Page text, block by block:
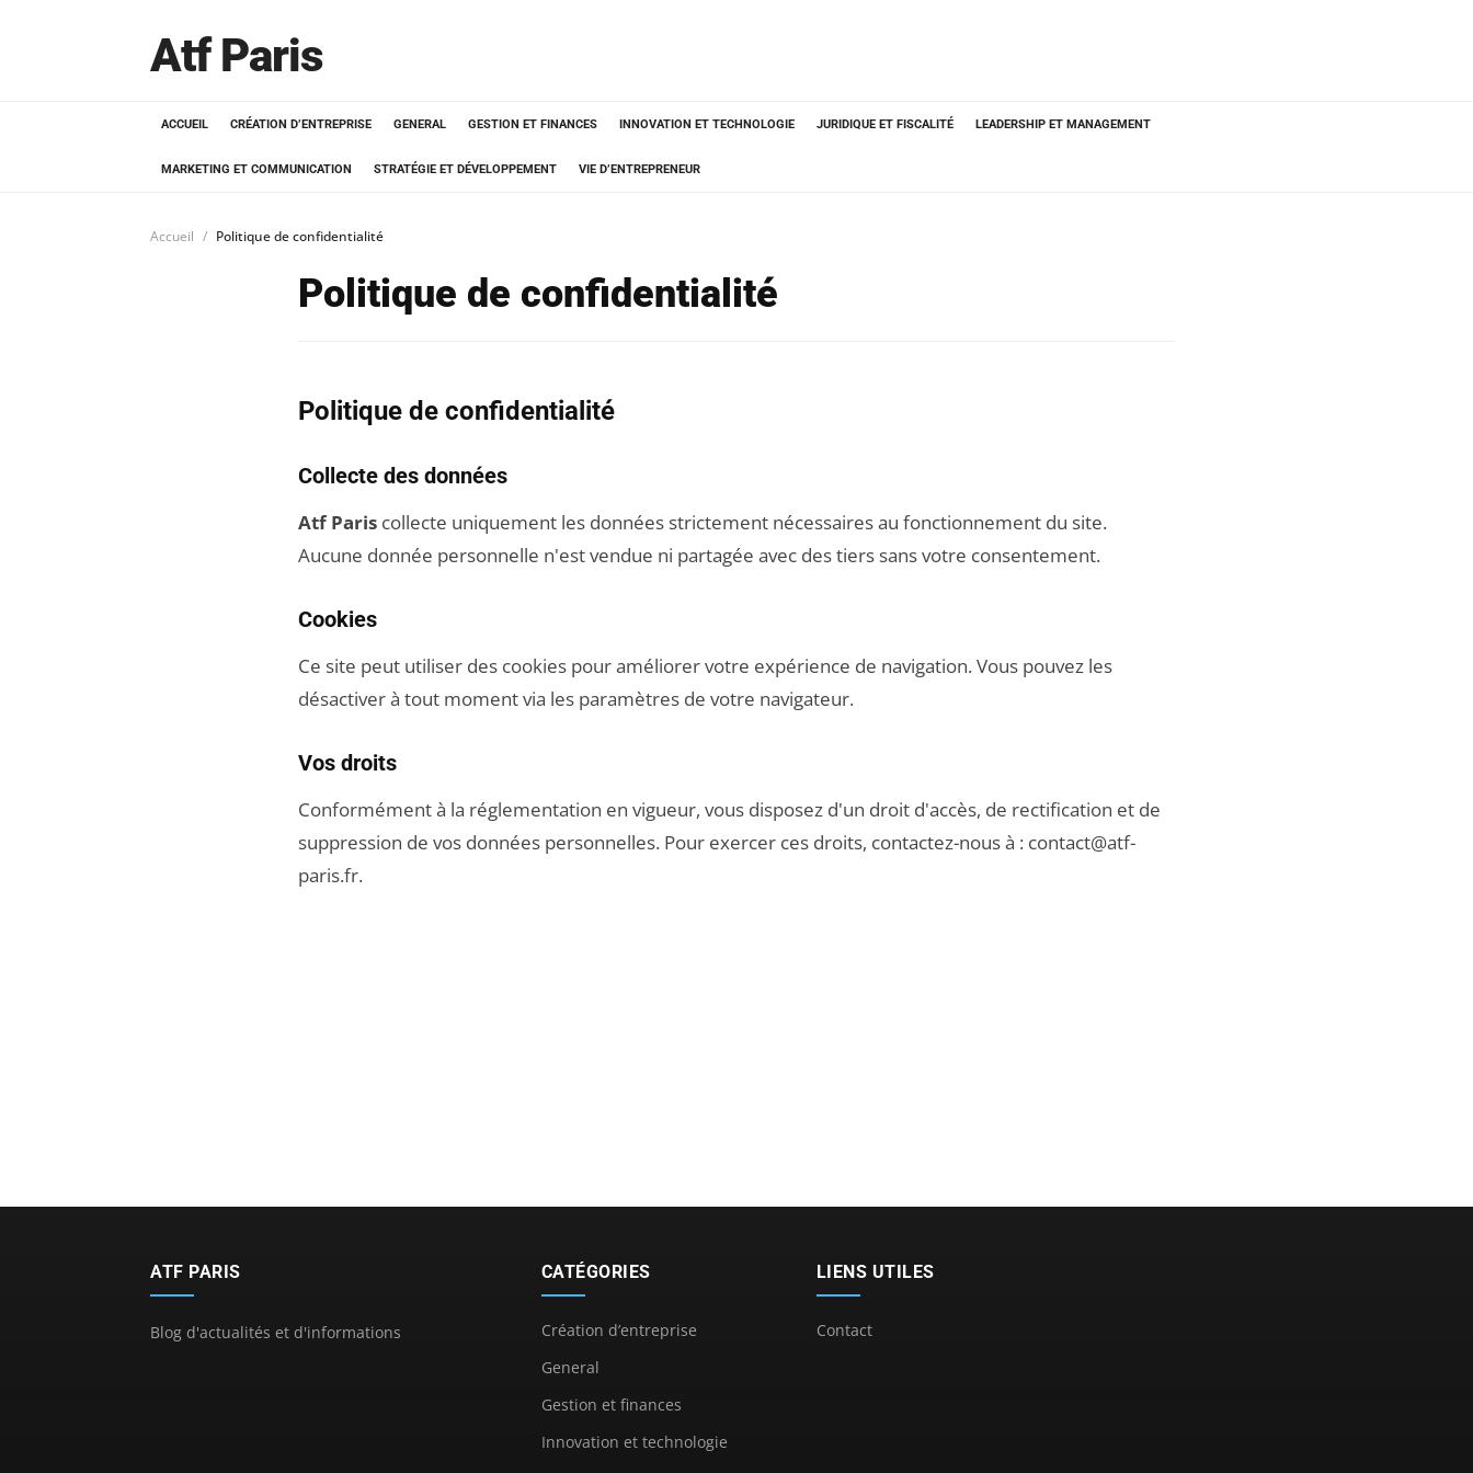
Atf Paris
ACCUEIL CRÉATION D’ENTREPRISE GENERAL GESTION ET FINANCES INNOVATION ET TECHNOLOGIE JURIDIQUE ET FISCALITÉ LEADERSHIP ET MANAGEMENT
MARKETING ET COMMUNICATION STRATÉGIE ET DÉVELOPPEMENT VIE D’ENTREPRENEUR
Accueil Politique de confidentialité
Politique de confidentialité
Politique de confidentialité
Collecte des données
Atf Paris collecte uniquement les données strictement nécessaires au fonctionnement du site.
Aucune donnée personnelle n'est vendue ni partagée avec des tiers sans votre consentement.
Cookies
Ce site peut utiliser des cookies pour améliorer votre expérience de navigation. Vous pouvez les
désactiver à tout moment via les paramètres de votre navigateur.
Vos droits
Conformément à la réglementation en vigueur, vous disposez d'un droit d'accès, de rectification et de
suppression de vos données personnelles. Pour exercer ces droits, contactez-nous à : contact@atf-
paris.fr.
ATF PARIS
Blog d'actualités et d'informations
CATÉGORIES
Création d’entreprise
General
Gestion et finances
Innovation et technologie
LIENS UTILES
Contact